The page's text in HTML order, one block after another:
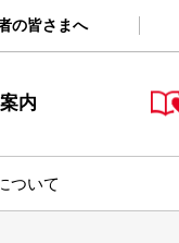
の皆さまへ
内
ついて